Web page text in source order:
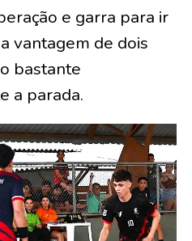
e garra para ir
vantagem de dois
bastante
a parada.